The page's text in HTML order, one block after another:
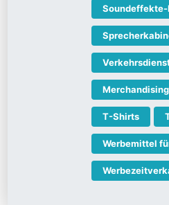
T-Shirts
Werbemittel